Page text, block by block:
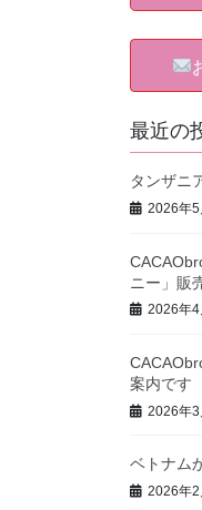
最近の
タンザニ
2026年5
ニー」販
2026年4
案内です
2026年3
ベトナム
2026年2